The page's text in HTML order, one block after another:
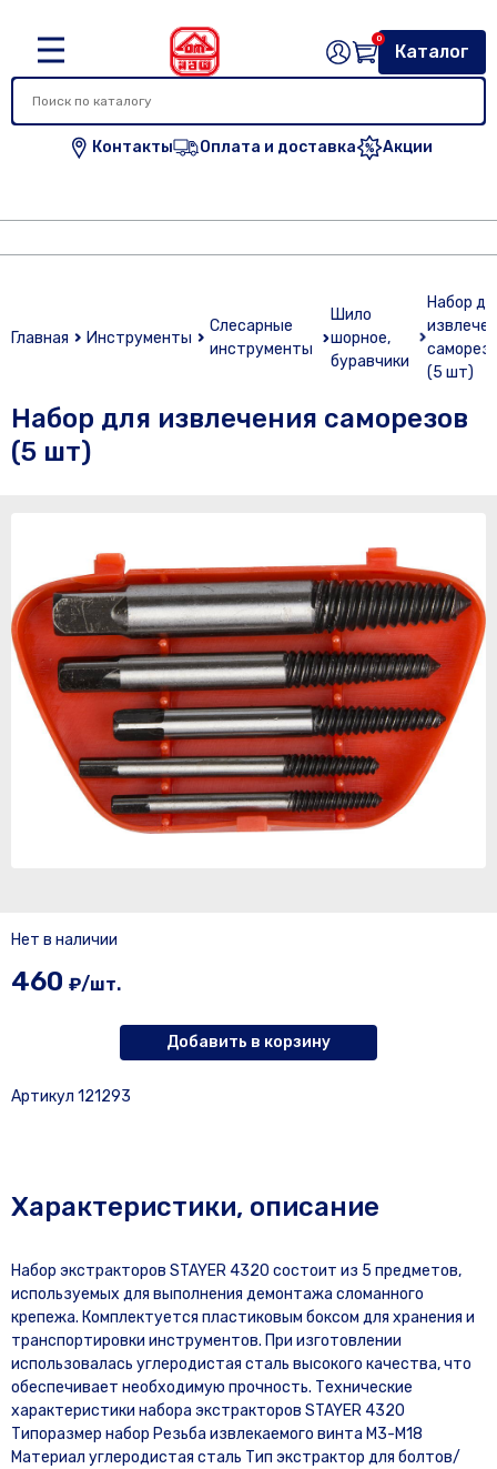
Контакты Оплата и доставка Акции
Каталог
0
Главная Инструменты
Слесарные
инструменты
Шило
шорное,
буравчики
Набор
(5 шт)
Набор для извлечения саморезов
(5 шт)
Нет в наличии
460 ₽/шт.
Добавить в корзину
Артикул 121293
Характеристики, описание
Набор экстракторов STAYER 4320 состоит из 5 предметов,
используемых для выполнения демонтажа сломанного
крепежа. Комплектуется пластиковым боксом для хранения и
транспортировки инструментов. При изготовлении
использовалась углеродистая сталь высокого качества, что
обеспечивает необходимую прочность. Технические
характеристики набора экстракторов STAYER 4320
Типоразмер набор Резьба извлекаемого винта М3-М18
Материал углеродистая сталь Тип экстрактор для болтов/